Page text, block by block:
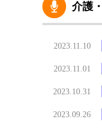
介護
2023.11.10
2023.11.01
2023.10.31
2023.09.26